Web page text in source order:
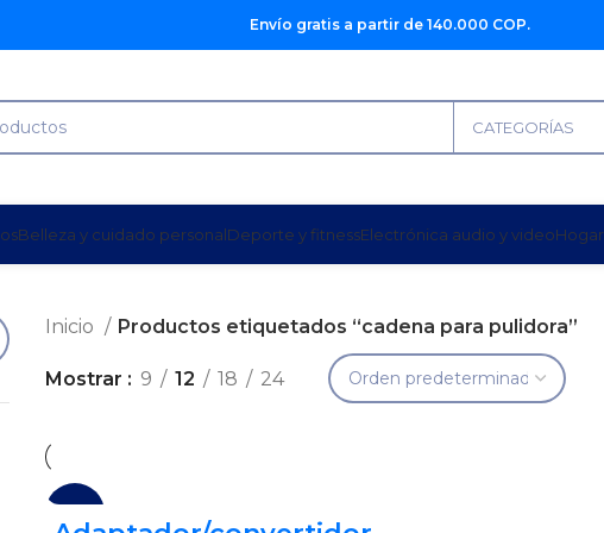
Envío gratis a partir de 140.000 COP.
CATEGORÍAS
Belleza y cuidado personalDeporte y fitnessElectrónica audio y videoHogar
Inicio Productos etiquetados “cadena para pulidora”
Mostrar 9 12 18 24